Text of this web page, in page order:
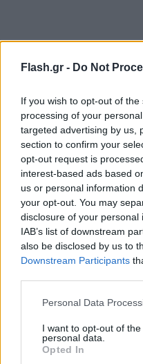
Flash.gr - Do Not
If you wish to opt-out of
processing of your
targeted advertising by us,
section to confirm your
opt-out request is
interest-based ads based
us or personal information
your opt-out. You may
disclosure of your
IAB’s list of downstream
also be disclosed by us to
Downstream Participants
Please note that this
not limited to your visit or
grant or deny consent to
use your data for below
Personal Data
I want to opt-out of
personal data.
Opted In
Ταξίδευαν στην ίδια
ο 63χρονος ανέλαβε
συνοδεύσει την
σεμινάρια πολεμικών
να κατήγγειλε ότι
ταξίδευαν για τον
κορίτσια. Τελικά,
καθηγητή, οι δύο τους
Οι δύο τους φέρεται
είχε μισθώσει ο ίδιος.
είναι ιδιαίτερα
Αστυνομικοί της